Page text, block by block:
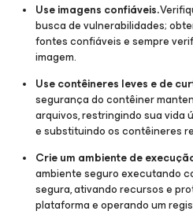
Use imagens confiáveis.
busca de vulnerabilidades;
fontes confiáveis e sempre
imagem.
Use contêineres leves e de
segurança do contêiner
arquivos, restringindo sua vida
e substituindo os contêineres
Crie um ambiente de
ambiente seguro executando
segura, ativando recursos e
plataforma e operando um